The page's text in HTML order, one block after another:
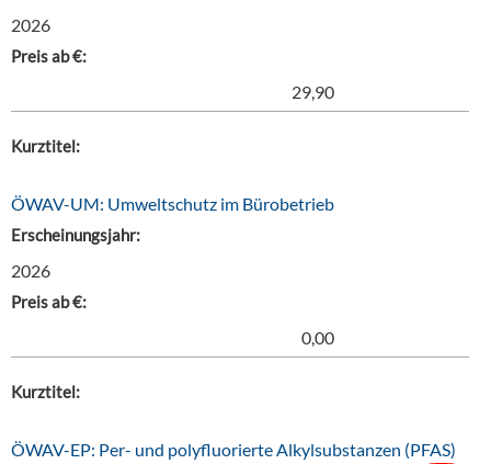
2026
Preis ab €:
29,90
Kurztitel:
ÖWAV-UM: Umweltschutz im Bürobetrieb
Erscheinungsjahr:
2026
Preis ab €:
0,00
Kurztitel:
ÖWAV-EP: Per- und polyfluorierte Alkylsubstanzen (PFAS)